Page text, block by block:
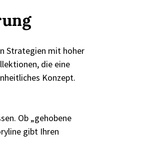
Strategien mit hoher
die eine
Konzept.
Ob „gehobene
gibt Ihren